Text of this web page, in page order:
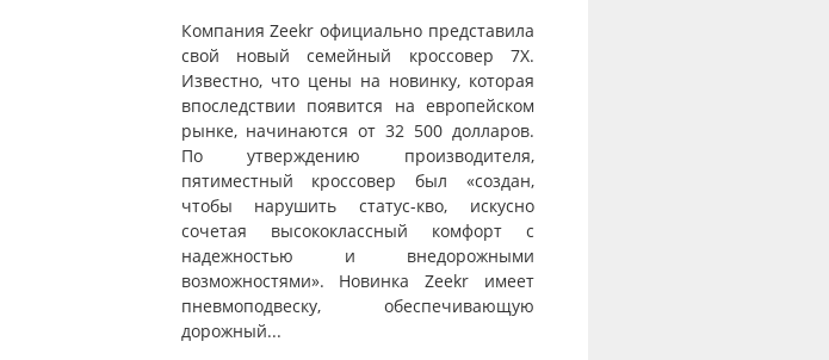
Компания Zeekr официально представила
свой новый семейный кроссовер 7X.
Известно, что цены на новинку, которая
впоследствии появится на европейском
рынке, начинаются от 32 500 долларов.
По утверждению производителя,
пятиместный кроссовер был «создан,
чтобы нарушить статус-кво, искусно
сочетая высококлассный комфорт с
надежностью и внедорожными
возможностями». Новинка Zeekr имеет
пневмоподвеску, обеспечивающую
дорожный...